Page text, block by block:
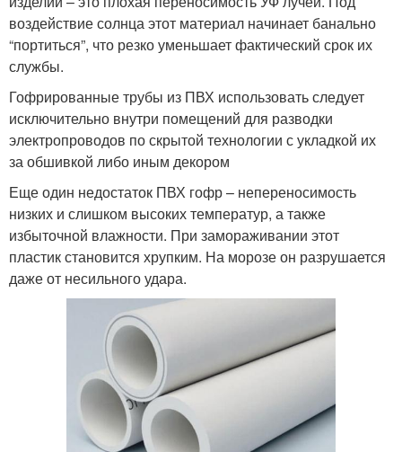
воздействие солнца этот материал начинает банально
“портиться”, что резко уменьшает фактический срок их
службы.
Гофрированные трубы из ПВХ использовать следует
исключительно внутри помещений для разводки
электропроводов по скрытой технологии с укладкой их
за обшивкой либо иным декором
Еще один недостаток ПВХ гофр – непереносимость
низких и слишком высоких температур, а также
избыточной влажности. При замораживании этот
пластик становится хрупким. На морозе он разрушается
даже от несильного удара.